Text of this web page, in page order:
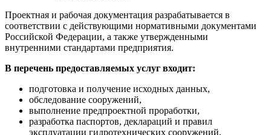
Проектная и рабочая документация разрабатывается в
соответствии с действующими нормативными документами
Российской Федерации, а также утвержденными
внутренними стандартами предприятия.
В перечень предоставляемых услуг входит:
подготовка и получение исходных данных,
обследование сооружений,
выполнение предпроектной проработки,
разработка паспортов, деклараций и правил
эксплуатации гидротехнических сооружений,